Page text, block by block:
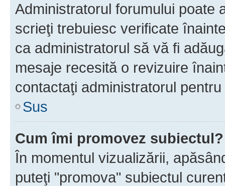
Administratorul forumului poate
scrieţi trebuiesc verificate
ca administratorul să vă fi
mesaje recesită o revizuire
contactaţi administratorul
Sus
Cum îmi promovez subiectul?
În momentul vizualizării,
puteţi "promova" subiectul